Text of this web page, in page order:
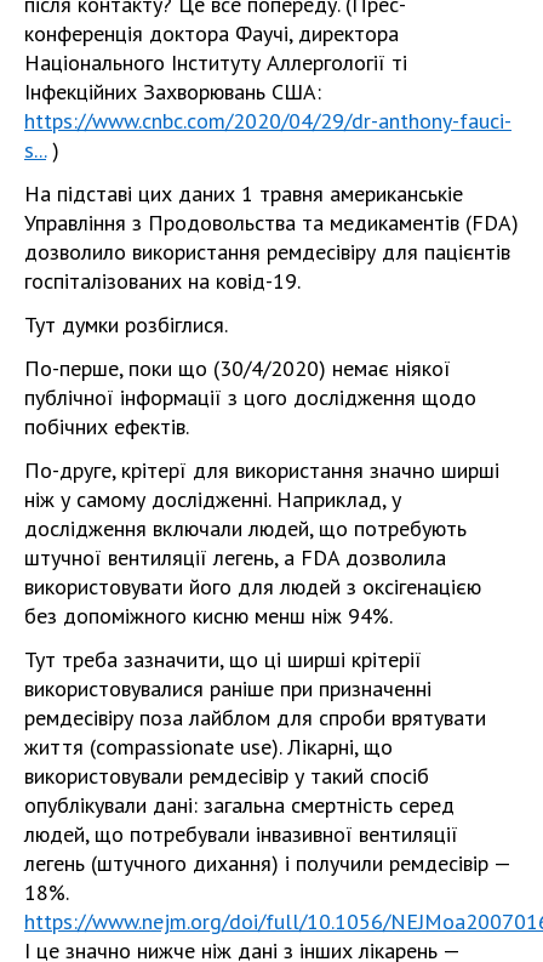
конференція доктора Фаучі, директора
Національного Інституту Аллергології ті
Інфекційних Захворювань США:
https://www.cnbc.com/2020/04/29/dr-anthony-fauci-
s...)
На підставі цих даних 1 травня американськіе
Управління з Продовольства та медикаментів (FDA)
дозволило використання ремдесівіру для пацієнтів
госпіталізованих на ковід-19.
Тут думки розбіглися.
По-перше, поки що (30/4/2020) немає ніякої
публічної інформації з цого дослідження щодо
побічних ефектів.
По-друге, крітерї для використання значно ширші
ніж у самому дослідженні. Наприклад, у
дослідження включали людей, що потребують
штучної вентиляції легень, а FDA дозволила
використовувати його для людей з оксігенацією
без допоміжного кисню менш ніж 94%.
Тут треба зазначити, що ці ширші крітерії
використовувалися раніше при призначенні
ремдесівіру поза лайблом для спроби врятувати
життя (compassionate use). Лікарні, що
використовували ремдесівір у такий спосіб
опублікували дані: загальна смертність серед
людей, що потребували інвазивної вентиляції
легень (штучного дихання) і получили ремдесівір —
18%.
https://www.nejm.org/doi/full/10.1056/
І це значно нижче ніж дані з інших лікарень —